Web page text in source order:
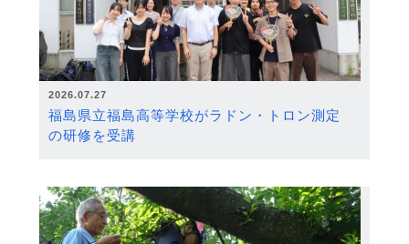
2026.07.27
福島県立福島高等学校がラドン・トロン測定
の研修を受講